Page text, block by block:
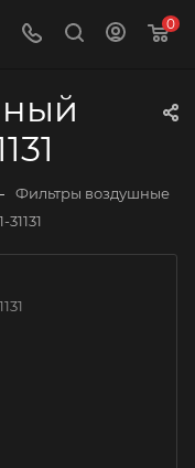
0
Фильтры воздушные